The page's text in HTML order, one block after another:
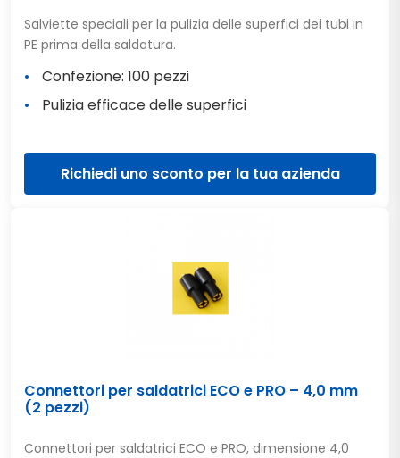
Salviette speciali per la pulizia delle superfici dei tubi in
PE prima della saldatura.
Confezione: 100 pezzi
Pulizia efficace delle superfici
Richiedi uno sconto per la tua azienda
Connettori per saldatrici ECO e PRO – 4,0 mm
(2 pezzi)
Connettori per saldatrici ECO e PRO, dimensione 4,0